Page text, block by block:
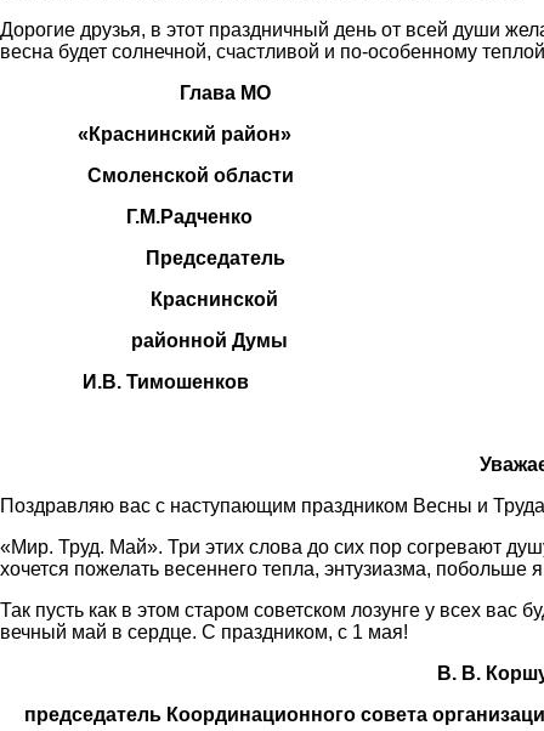
Дорогие друзья, в этот праздничный день от всей души
весна будет солнечной, счастливой и по-особенному
Глава МО
«Краснинский район»
Смоленской области
Г.М.Радченко
Председатель
Краснинской
районной Думы
И.В. Тимошенков
Поздравляю вас с наступающим праздником Весны и
«Мир. Труд. Май». Три этих слова до сих пор согревают
хочется пожелать весеннего тепла, энтузиазма, побольше
Так пусть как в этом старом советском лозунге у всех вас
вечный май в сердце. С праздником, с 1 мая!
В. В.
председатель Координационного совета